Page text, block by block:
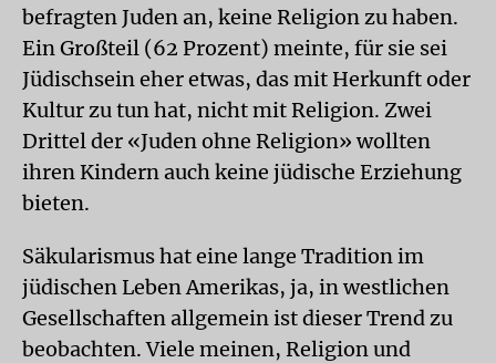
befragten Juden an, keine Religion zu haben.
Ein Großteil (62 Prozent) meinte, für sie sei
Jüdischsein eher etwas, das mit Herkunft oder
Kultur zu tun hat, nicht mit Religion. Zwei
Drittel der «Juden ohne Religion» wollten
ihren Kindern auch keine jüdische Erziehung
bieten.
Säkularismus hat eine lange Tradition im
jüdischen Leben Amerikas, ja, in westlichen
Gesellschaften allgemein ist dieser Trend zu
beobachten. Viele meinen, Religion und